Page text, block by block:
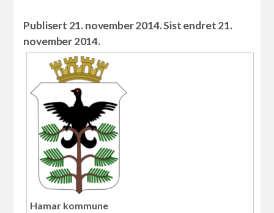
Publisert 21. november 2014. Sist endret 21.
november 2014.
Hamar kommune